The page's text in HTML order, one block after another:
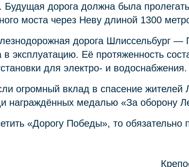
Будущая дорога должна была
моста через Неву длиной 1300
дорога Шлиссельбург
в эксплуатацию. Её протяженность
для электро- и водоснабжения.
огромный вклад в спасение
награждённых медалью «За оборону
«Дорогу Победы», то обязательно